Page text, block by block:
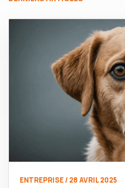
ENTREPRISE / 28 AVRIL 2025